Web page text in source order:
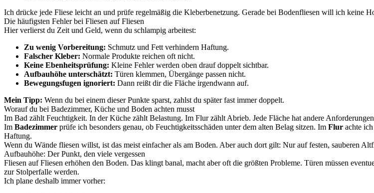
Ich drücke jede Fliese leicht an und prüfe regelmäßig die Kleberbenetzung. Gerade bei Bodenfliesen will ich keine
Die häufigsten Fehler bei Fliesen auf Fliesen
Hier verlierst du Zeit und Geld, wenn du schlampig arbeitest:
Zu wenig Vorbereitung: Schmutz und Fett verhindern Haftung.
Falscher Kleber: Normale Produkte reichen oft nicht.
Keine Ebenheitsprüfung: Kleine Fehler werden oben drauf doppelt sichtbar.
Aufbauhöhe unterschätzt: Türen klemmen, Übergänge passen nicht.
Bewegungsfugen ignoriert: Dann reißt dir die Fläche irgendwann auf.
Mein Tipp: Wenn du bei einem dieser Punkte sparst, zahlst du später fast immer doppelt.
Worauf du bei Badezimmer, Küche und Boden achten musst
Im Bad zählt Feuchtigkeit. In der Küche zählt Belastung. Im Flur zählt Abrieb. Jede Fläche hat andere
Im Badezimmer prüfe ich besonders genau, ob Feuchtigkeitsschäden unter dem alten Belag sitzen. Im Flur achte
Haftung.
Wenn du Wände fliesen willst, ist das meist einfacher als am Boden. Aber auch dort gilt: Nur auf festen, sauberen
Aufbauhöhe: Der Punkt, den viele vergessen
Fliesen auf Fliesen erhöhen den Boden. Das klingt banal, macht aber oft die größten Probleme. Türen müssen
zur Stolperfalle werden.
Ich plane deshalb immer vorher: